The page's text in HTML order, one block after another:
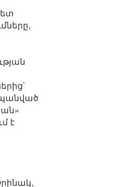
է